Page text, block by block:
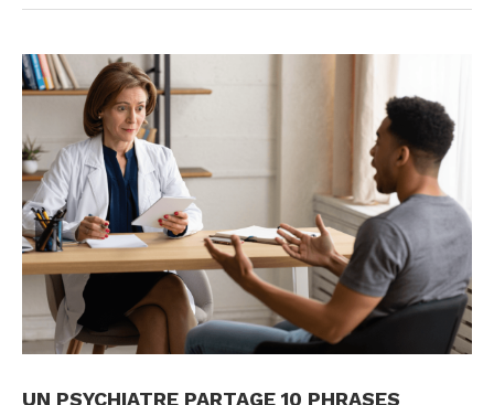
UN PSYCHIATRE PARTAGE 10 PHRASES